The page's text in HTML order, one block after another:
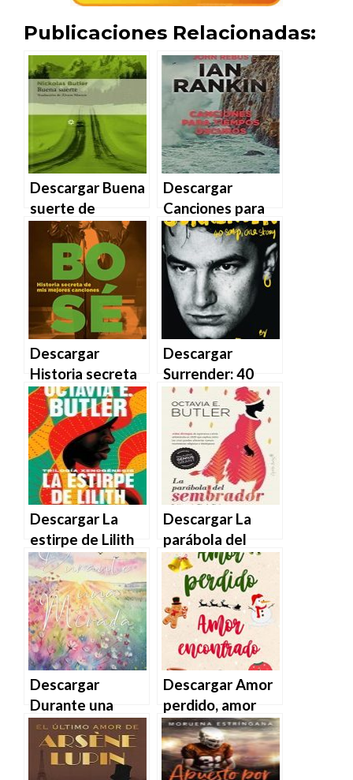
Publicaciones Relacionadas:
Descargar Buena
suerte de
Nickolas Butler
en EPUB | PDF |
MOBI
Descargar
Canciones para
tiempos oscuros
de Ian Rankin en
EPUB | PDF |
MOBI
Descargar
Historia secreta
de mis mejores
canciones de
Miguel Bosé en
EPUB | PDF |
MOBI
Descargar
Surrender: 40
canciones, una
historia de Bono
en EPUB | PDF |
MOBI
Descargar La
estirpe de Lilith
de Octavia E.
Butler en EPUB |
PDF | MOBI
Descargar La
parábola del
sembrador de
Octavia E. Butler
en EPUB | PDF |
MOBI
Descargar
Durante una
mirada de
Scarlett Butler
en EPUB | PDF |
Descargar Amor
perdido, amor
encontrado de
Laura Flanagan
en EPUB | PDF |